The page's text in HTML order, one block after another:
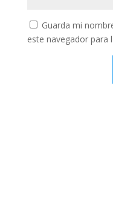
Guarda mi
este navegador para